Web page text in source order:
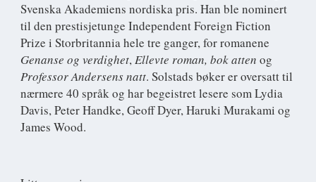
Svenska Akademiens nordiska pris. Han ble nominert
til den prestisjetunge Independent Foreign Fiction
Prize i Storbritannia hele tre ganger, for romanene
Genanse og verdighet,Ellevte roman, bok atten og
Professor Andersens natt. Solstads bøker er oversatt til
nærmere 40 språk og har begeistret lesere som Lydia
Davis, Peter Handke, Geoff Dyer, Haruki Murakami og
James Wood.